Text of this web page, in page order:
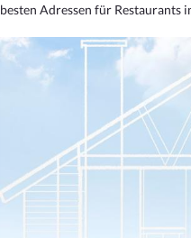
besten Adressen für Restaurants